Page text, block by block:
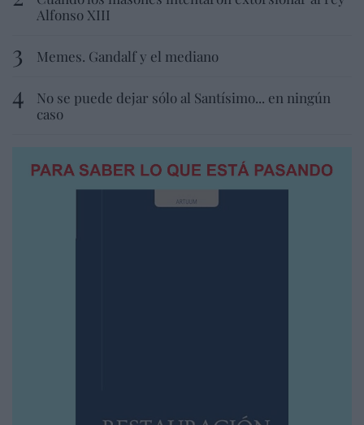
Alfonso XIII
Memes. Gandalf y el mediano
No se puede dejar sólo al Santísimo... en ningún
caso